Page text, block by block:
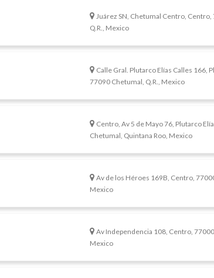
Juárez SN, Chetumal Centro,
Q.R., Mexico
Calle Gral. Plutarco Elías Calles 166,
77090 Chetumal, Q.R., Mexico
Centro, Av 5 de Mayo 76, Plutarco
Chetumal, Quintana Roo, Mexico
Av de los Héroes 169B, Centro,
Mexico
Av Independencia 108, Centro,
Mexico